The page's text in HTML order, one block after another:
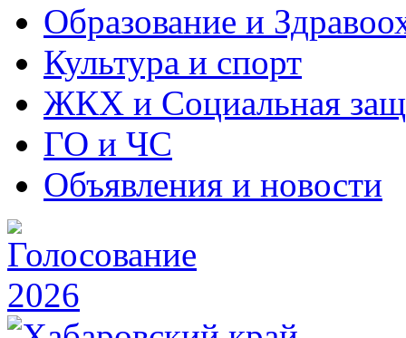
Образование и
Культура и спорт
ЖКХ и Социальная
ГО и ЧС
Объявления и новости